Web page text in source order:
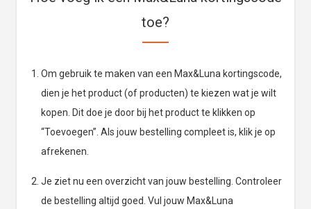
toe?
Om gebruik te maken van een Max&Luna kortingscode,
dien je het product (of producten) te kiezen wat je wilt
kopen. Dit doe je door bij het product te klikken op
“Toevoegen”. Als jouw bestelling compleet is, klik je op
afrekenen.
Je ziet nu een overzicht van jouw bestelling. Controleer
de bestelling altijd goed. Vul jouw Max&Luna